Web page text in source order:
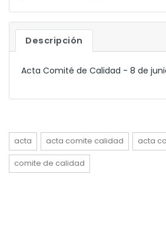
Descripción
Acta Comité de Calidad - 8 de
acta acta comite calidad
acta
comite de calidad